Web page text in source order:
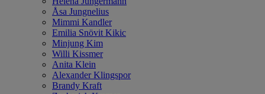
Åsa Jungnelius
Mimmi Kandler
Emilia Snövit Kikic
Minjung Kim
Willi Kissmer
Anita Klein
Alexander Klingspor
Brandy Kraft